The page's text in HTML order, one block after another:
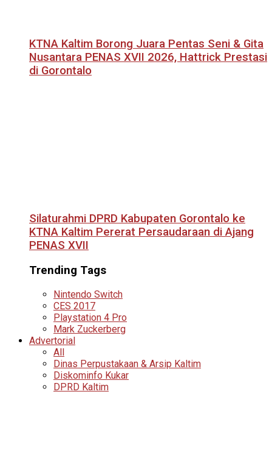
KTNA Kaltim Borong Juara Pentas Seni & Gita
Nusantara PENAS XVII 2026, Hattrick Prestasi
di Gorontalo
Silaturahmi DPRD Kabupaten Gorontalo ke
KTNA Kaltim Pererat Persaudaraan di Ajang
PENAS XVII
Trending Tags
Nintendo Switch
CES 2017
Playstation 4 Pro
Mark Zuckerberg
Advertorial
All
Dinas Perpustakaan & Arsip Kaltim
Diskominfo Kukar
DPRD Kaltim